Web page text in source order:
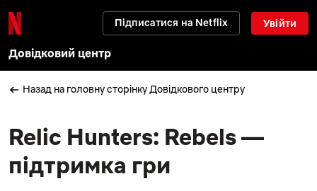
Підписатися на Netflix Увійти
Довідковий центр
Назад на головну сторінку Довідкового центру
Relic Hunters: Rebels —
підтримка гри